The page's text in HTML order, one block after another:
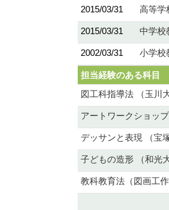
2015/03/31 高等学
2015/03/31 中学校
2002/03/31 小学校
担当経験のある科目
図工科指導法 （玉川
アートワークショッ
デッサンと表現 （宝
子どもの造形 （和光
教科教育法（図画工